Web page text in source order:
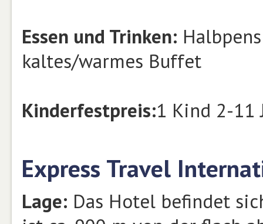
Essen und Trinken:
kaltes/warmes Buffet
Kinderfestpreis:1 Kind 2-11
Express Travel
Lage: Das Hotel befindet